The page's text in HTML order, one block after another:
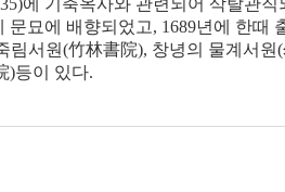
35)에 기축옥사와 관련되어 삭탈관직
문묘에 배향되었고, 1689년에 한때
림서원(竹林書院), 창녕의 물계서원(
)등이 있다.